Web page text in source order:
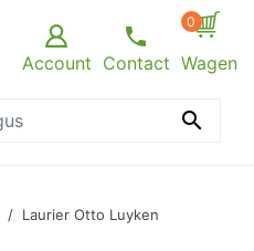
Account Contact
0
Wagen

Laurier Otto Luyken